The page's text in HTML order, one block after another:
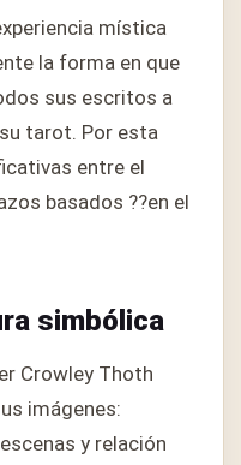
mística
la forma en que
sus escritos a
tarot. Por esta
entre el
basados ??en el
simbólica
Crowley Thoth
imágenes:
y relación